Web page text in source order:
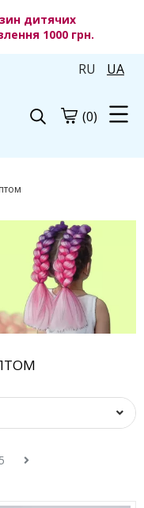
дитячих
1000 грн.
RU UA
(0)
5